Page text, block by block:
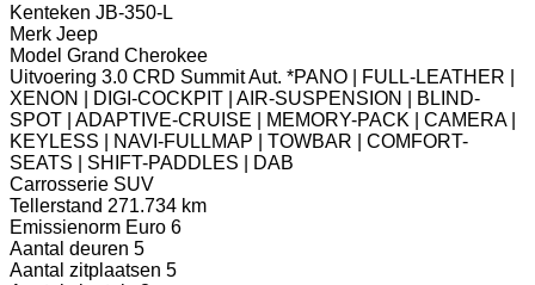
Kenteken JB-350-L
Merk Jeep
Model Grand Cherokee
Uitvoering 3.0 CRD Summit Aut. *PANO | FULL-LEATHER |
XENON | DIGI-COCKPIT | AIR-SUSPENSION | BLIND-
SPOT | ADAPTIVE-CRUISE | MEMORY-PACK | CAMERA |
KEYLESS | NAVI-FULLMAP | TOWBAR | COMFORT-
SEATS | SHIFT-PADDLES | DAB
Carrosserie SUV
Tellerstand 271.734 km
Emissienorm Euro 6
Aantal deuren 5
Aantal zitplaatsen 5